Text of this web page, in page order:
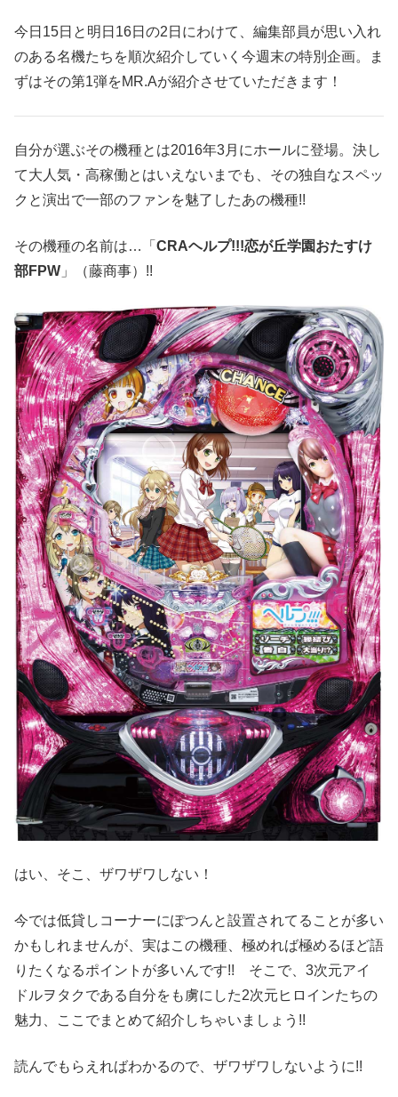
今日15日と明日16日の2日にわけて、編集部員が思い入れ
のある名機たちを順次紹介していく今週末の特別企画。ま
ずはその第1弾をMR.Aが紹介させていただきます！
自分が選ぶその機種とは2016年3月にホールに登場。決し
て大人気・高稼働とはいえないまでも、その独自なスペッ
クと演出で一部のファンを魅了したあの機種!!
その機種の名前は…「 CRAヘルプ!!!恋が丘学園おたすけ
部FPW 」（藤商事）!!
はい、そこ、ザワザワしない！
今では低貸しコーナーにぽつんと設置されてることが多い
かもしれませんが、実はこの機種、極めれば極めるほど語
りたくなるポイントが多いんです!! そこで、3次元アイ
ドルヲタクである自分をも虜にした2次元ヒロインたちの
魅力、ここでまとめて紹介しちゃいましょう!!
読んでもらえればわかるので、ザワザワしないように!!